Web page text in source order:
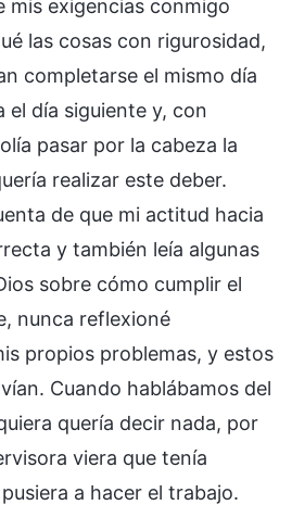
mis exigencias conmigo
las cosas con rigurosidad,
completarse el mismo día
el día siguiente y, con
pasar por la cabeza la
realizar este deber.
de que mi actitud hacia
y también leía algunas
sobre cómo cumplir el
nunca reflexioné
propios problemas, y estos
Cuando hablábamos del
quería decir nada, por
viera que tenía
a hacer el trabajo.